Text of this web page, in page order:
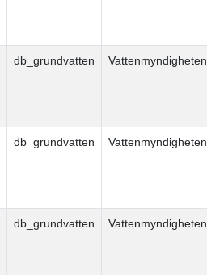
db_grundvatten Vattenmyndigheten
db_grundvatten Vattenmyndigheten
db_grundvatten Vattenmyndigheten